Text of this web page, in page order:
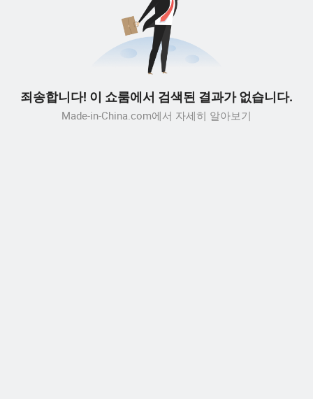
죄송합니다! 이 쇼룸에서 검색된 결과가 없습니다.
Made-in-China.com에서 자세히 알아보기